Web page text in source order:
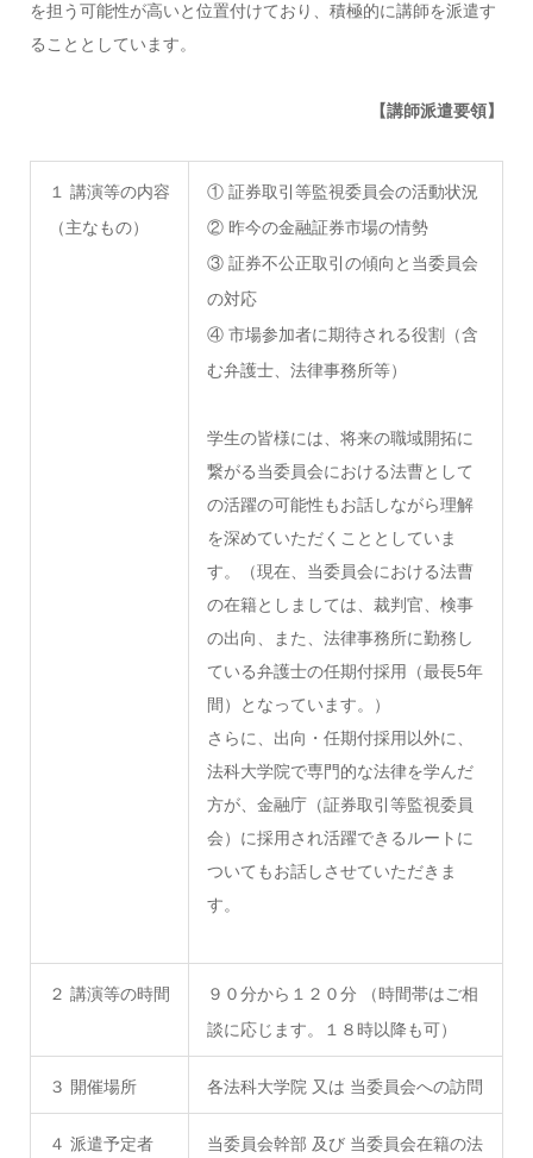
を担う可能性が高いと位置付けており、積極的に講師を派遣す
ることとしています。
【講師派遣要領】
１ 講演等の内容
（主なもの）
① 証券取引等監視委員会の活動状況
② 昨今の金融証券市場の情勢
③ 証券不公正取引の傾向と当委員会
の対応
④ 市場参加者に期待される役割（含
む弁護士、法律事務所等）
学生の皆様には、将来の職域開拓に
繋がる当委員会における法曹として
の活躍の可能性もお話しながら理解
を深めていただくこととしていま
す。（現在、当委員会における法曹
の在籍としましては、裁判官、検事
の出向、また、法律事務所に勤務し
ている弁護士の任期付採用（最長5年
間）となっています。）
さらに、出向・任期付採用以外に、
法科大学院で専門的な法律を学んだ
方が、金融庁（証券取引等監視委員
会）に採用され活躍できるルートに
ついてもお話しさせていただきま
す。
２ 講演等の時間
９０分から１２０分 （時間帯はご相
談に応じます。１８時以降も可）
３ 開催場所 各法科大学院 又は 当委員会への訪問
４ 派遣予定者
当委員会幹部 及び 当委員会在籍の法